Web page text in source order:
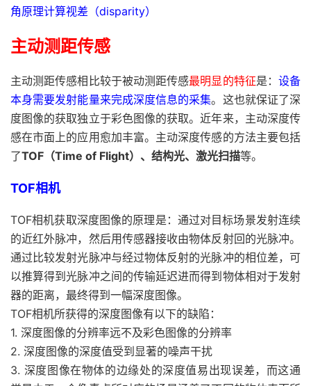
角原理计算视差（disparity）
主动测距传感
主动测距传感相比较于被动测距传感最明显的特征是： 设备
本身需要发射能量来完成深度信息的采集。这也就保证了深
度图像的获取独立于彩色图像的获取。近年来，主动深度传
感在市面上的应用愈加丰富。主动深度传感的方法主要包括
了TOF（Time of Flight）、结构光、激光扫描等。
TOF相机
TOF相机获取深度图像的原理是：通过对目标场景发射连续
的近红外脉冲，然后用传感器接收由物体反射回的光脉冲。
通过比较发射光脉冲与经过物体反射的光脉冲的相位差，可
以推算得到光脉冲之间的传输延迟进而得到物体相对于发射
器的距离，最终得到一幅深度图像。
TOF相机所获得的深度图像有以下的缺陷：
1. 深度图像的分辨率远不及彩色图像的分辨率
2. 深度图像的深度值受到显著的噪声干扰
3. 深度图像在物体的边缘处的深度值易出现误差，而这通